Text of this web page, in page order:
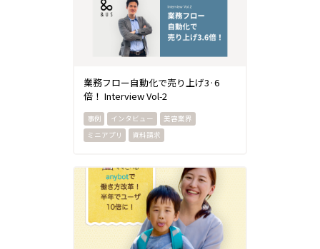
業務フロー自動化で売り上げ3·6
倍！ Interview Vol-2
インタビュー
美容業界
ミニアプリ
資料請求